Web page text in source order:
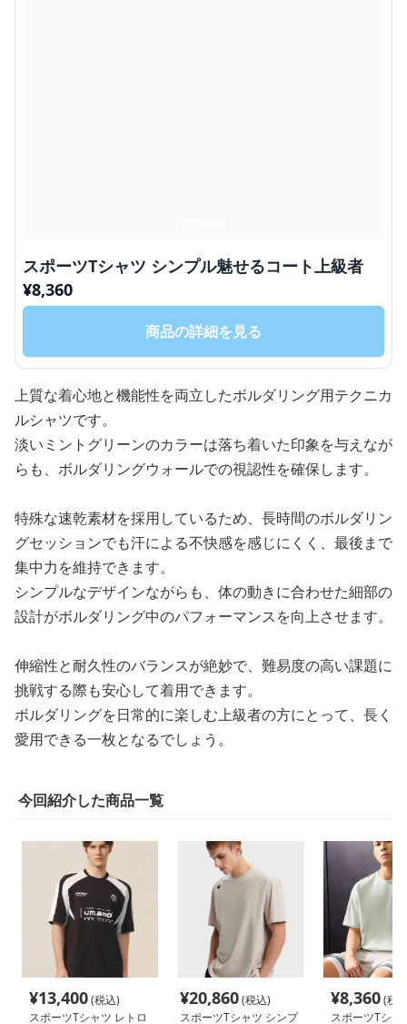
スポーツTシャツ シンプル魅せるコート上級者
¥8,360
商品の詳細を見る
上質な着心地と機能性を両立したボルダリング用テクニカ
ルシャツです。
淡いミントグリーンのカラーは落ち着いた印象を与えなが
らも、ボルダリングウォールでの視認性を確保します。
特殊な速乾素材を採用しているため、長時間のボルダリン
グセッションでも汗による不快感を感じにくく、最後まで
集中力を維持できます。
シンプルなデザインながらも、体の動きに合わせた細部の
設計がボルダリング中のパフォーマンスを向上させます。
伸縮性と耐久性のバランスが絶妙で、難易度の高い課題に
挑戦する際も安心して着用できます。
ボルダリングを日常的に楽しむ上級者の方にとって、長く
愛用できる一枚となるでしょう。
今回紹介した商品一覧
¥13,400(税込)
スポーツTシャツ レトロ
¥20,860(税込)
スポーツTシャツ シンプ
¥8,360(税
スポーツTシャ